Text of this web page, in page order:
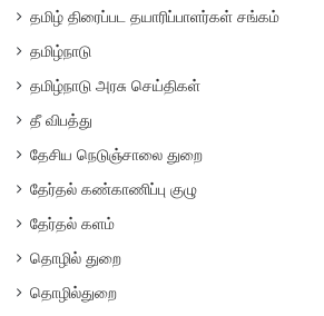
தமிழ் திரைப்பட தயாரிப்பாளர்கள் சங்கம்
தமிழ்நாடு
தமிழ்நாடு அரசு செய்திகள்
தீ விபத்து
தேசிய நெடுஞ்சாலை துறை
தேர்தல் கண்காணிப்பு குழு
தேர்தல் களம்
தொழில் துறை
தொழில்துறை